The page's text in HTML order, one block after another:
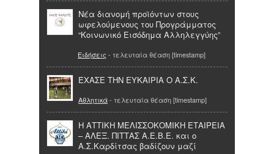
Νέα διανομή προϊόντων στους
ωφελούμενους του Προγράμματος
“Κοινωνικό Εισόδημα Αλληλεγγύης”
Ειδήσεις - τελευταία θέαση [timestamp]
ΈΧΑΣΕ ΤΗΝ ΕΥΚΑΙΡΙΑ Ο Α.Σ.Κ.
Αθλητικά- τελευταία θέαση [timestamp]
Η ΑΤΤΙΚΗ ΜΕΛΙΣΣΟΚΟΜΙΚΗ ΕΤΑΙΡΕΙΑ
– ΑΛΕΞ. ΠΙΤΤΑΣ Α.Ε.Β.Ε. και ο
Α.Σ.Καρδίτσας βαδίζουν μαζί